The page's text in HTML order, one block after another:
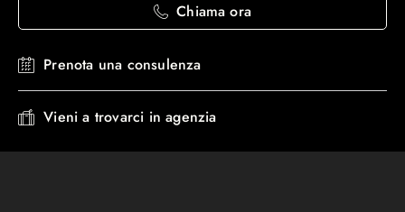
Chiama ora
Prenota una consulenza
Vieni a trovarci in agenzia